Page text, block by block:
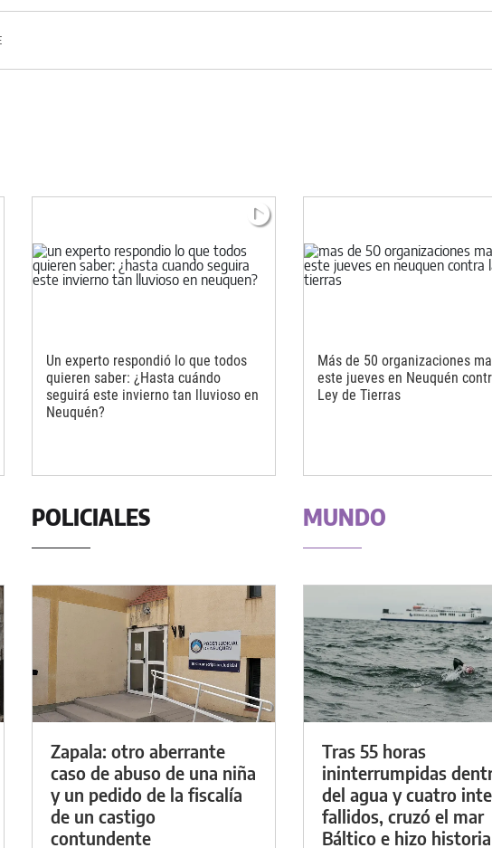
Un experto respondió lo que todos
quieren saber: ¿Hasta cuándo
seguirá este invierno tan lluvioso en
Neuquén?
Más de 50 organizaciones
este jueves en Neuquén
Ley de Tierras
POLICIALES
Zapala: otro aberrante
caso de abuso de una niña
y un pedido de la fiscalía
de un castigo
contundente
MUNDO
Tras 55 horas
ininterrumpidas
del agua y cuatro
fallidos, cruzó el mar
Báltico e hizo historia